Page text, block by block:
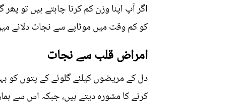
اگر آپ اپنا وزن کم کرنا چاہتے ہیں تو
کو کم وقت میں موٹاپے سے نجات دلانے
امراض قلب سے نجات
دل کے مریضوں کیلئے گلوئے کے پتوں کو
کرنے کا مشورہ دیتے ہیں، جبکہ اس سے